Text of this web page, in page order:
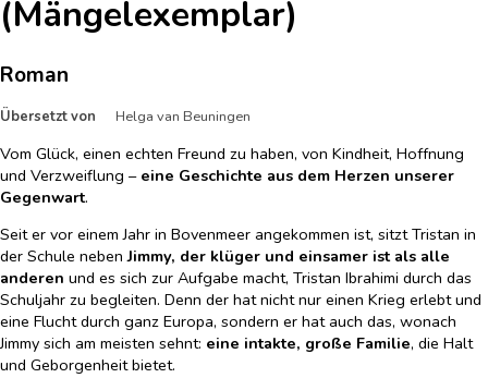
(Mängelexemplar)
Roman
Übersetzt von Helga van Beuningen
Vom Glück, einen echten Freund zu haben, von Kindheit, Hoffnung
und Verzweiflung – eine Geschichte aus dem Herzen unserer
Gegenwart.
Seit er vor einem Jahr in Bovenmeer angekommen ist, sitzt Tristan in
der Schule nebenJimmy, der klüger und einsamer ist als alle
anderen und es sich zur Aufgabe macht, Tristan Ibrahimi durch das
Schuljahr zu begleiten. Denn der hat nicht nur einen Krieg erlebt und
eine Flucht durch ganz Europa, sondern er hat auch das, wonach
Jimmy sich am meisten sehnt: eine intakte, große Familie, die Halt
und Geborgenheit bietet.